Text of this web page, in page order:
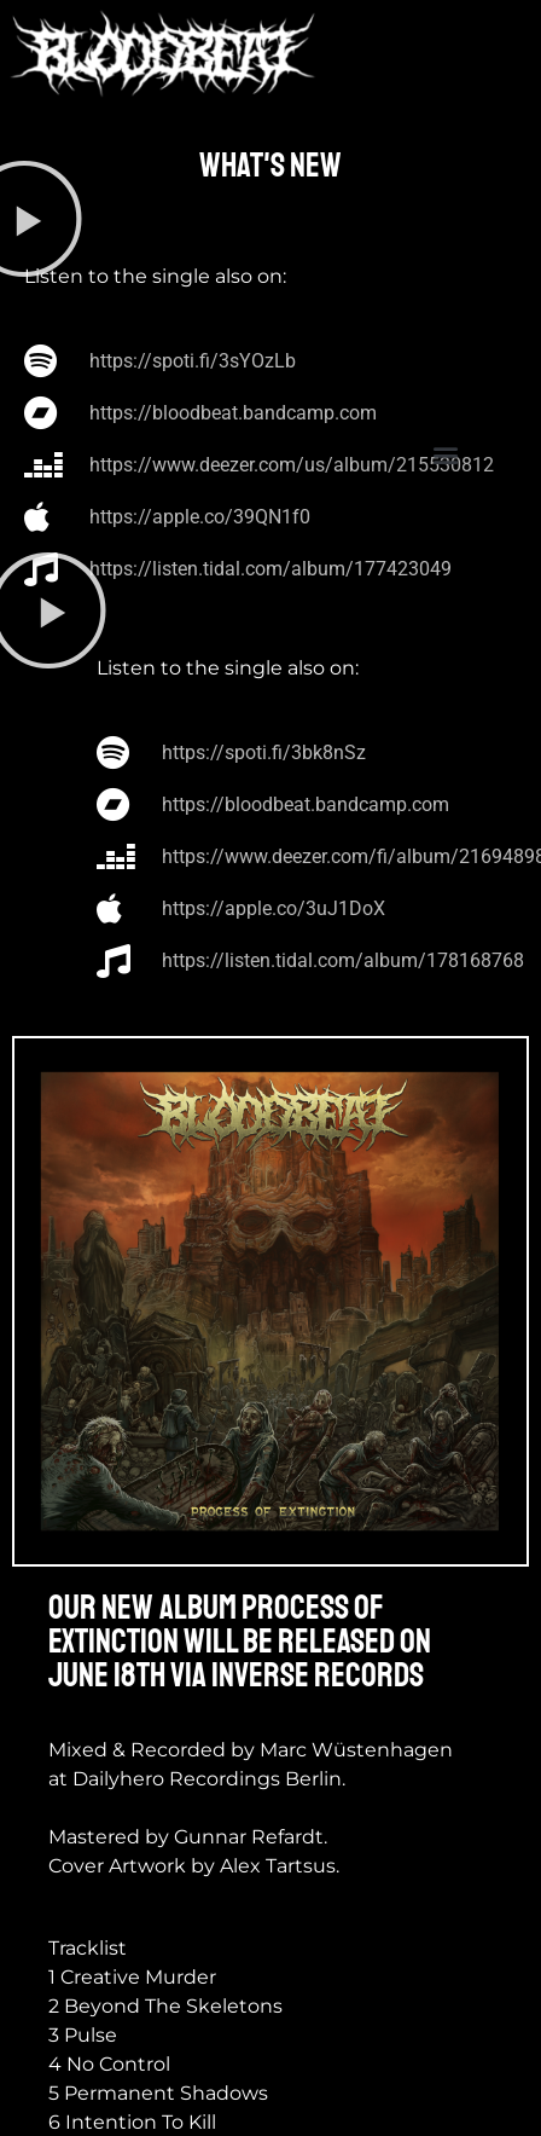
What's new​
Listen to the single also on:
https://spoti.fi/3sYOzLb
https://bloodbeat.bandcamp.com
https://www.deezer.com/us/album/215530812
https://apple.co/39QN1f0
https://listen.tidal.com/album/177423049
Listen to the single also on:
https://spoti.fi/3bk8nSz
https://bloodbeat.bandcamp.com
https://www.deezer.com/fi/album/
https://apple.co/3uJ1DoX
https://listen.tidal.com/album/178168768
Our new album PROCESS OF
EXTINCTION will be released on
June 18th via Inverse Records
Mixed & Recorded by Marc Wüstenhagen
at Dailyhero Recordings Berlin.
Mastered by Gunnar Refardt.
Cover Artwork by Alex Tartsus.
Tracklist
1 Creative Murder
2 Beyond The Skeletons
3 Pulse
4 No Control
5 Permanent Shadows
6 Intention To Kill